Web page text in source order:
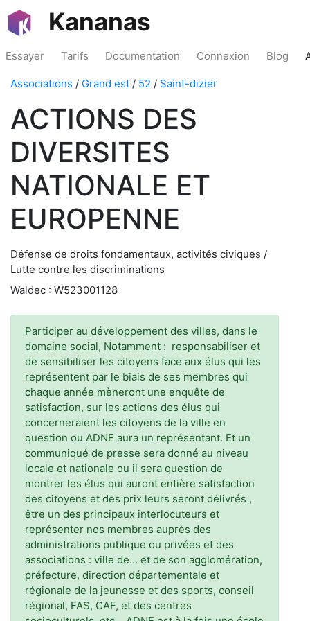
Kananas
Essayer Tarifs Documentation Connexion Blog
Associations / Grand est / 52 / Saint-dizier
ACTIONS DES
DIVERSITES
NATIONALE ET
EUROPENNE
Défense de droits fondamentaux, activités civiques /
Lutte contre les discriminations
Waldec : W523001128
Participer au développement des villes, dans le
domaine social, Notamment : responsabiliser et
de sensibiliser les citoyens face aux élus qui les
représentent par le biais de ses membres qui
chaque année mèneront une enquête de
satisfaction, sur les actions des élus qui
concerneraient les citoyens de la ville en
question ou ADNE aura un représentant. Et un
communiqué de presse sera donné au niveau
locale et nationale ou il sera question de
montrer les élus qui auront entière satisfaction
des citoyens et des prix leurs seront délivrés ,
être un des principaux interlocuteurs et
représenter nos membres auprès des
administrations publique ou privées et des
associations : ville de... et de son agglomération,
préfecture, direction départementale et
régionale de la jeunesse et des sports, conseil
régional, FAS, CAF, et des centres